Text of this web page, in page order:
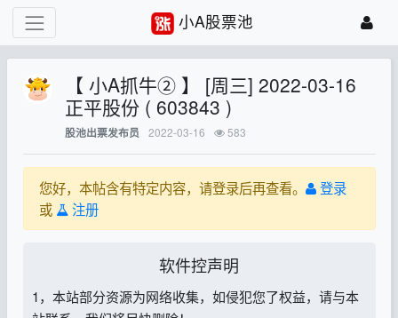
小A股票池
【 小A抓牛② 】 [周三] 2022-03-16
正平股份 ( 603843 )
股池出票发布员 2022-03-16 583
您好，本帖含有特定内容，请登录后再查看。
登录
或
注册
软件控声明
1，本站部分资源为网络收集，如侵犯您了权益，请与本